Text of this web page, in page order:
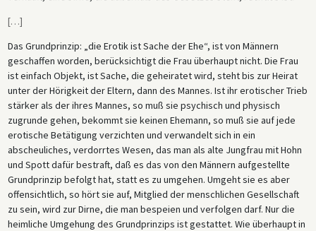
[…]
Das Grundprinzip: „die Erotik ist Sache der Ehe“, ist von Männern
geschaffen worden, berücksichtigt die Frau überhaupt nicht. Die Frau
ist einfach Objekt, ist Sache, die geheiratet wird, steht bis zur Heirat
unter der Hörigkeit der Eltern, dann des Mannes. Ist ihr erotischer Trieb
stärker als der ihres Mannes, so muß sie psychisch und physisch
zugrunde gehen, bekommt sie keinen Ehemann, so muß sie auf jede
erotische Betätigung verzichten und verwandelt sich in ein
abscheuliches, verdorrtes Wesen, das man als alte Jungfrau mit Hohn
und Spott dafür bestraft, daß es das von den Männern aufgestellte
Grundprinzip befolgt hat, statt es zu umgehen. Umgeht sie es aber
offensichtlich, so hört sie auf, Mitglied der menschlichen Gesellschaft
zu sein, wird zur Dirne, die man bespeien und verfolgen darf. Nur die
heimliche Umgehung des Grundprinzips ist gestattet. Wie überhaupt in